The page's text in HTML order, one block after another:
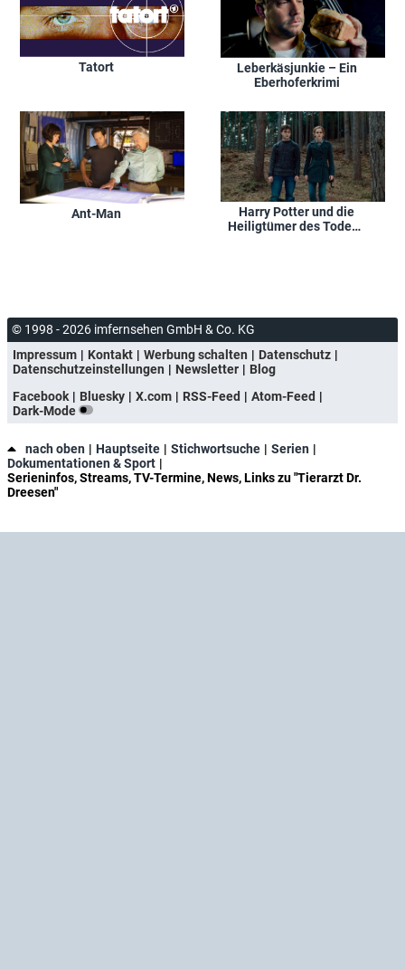
Tatort
Leberkäsjunkie – Ein
Eberhoferkrimi
Ant-Man
Harry Potter und die
Heiligtümer des Todes -
© 1998 - 2026 imfernsehen GmbH & Co. KG
Impressum
Kontakt Werbung schalten
Datenschutz
Datenschutzeinstellungen
Newsletter
Blog
Facebook
Bluesky X.com RSS-Feed
Atom-Feed
Dark-Mode
nach oben Hauptseite Stichwortsuche
Serien
Dokumentationen & Sport
Serieninfos, Streams, TV-Termine, News, Links zu "Tierarzt Dr.
Dreesen"